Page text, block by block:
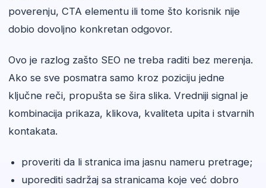
poverenju, CTA elementu ili tome što korisnik nije
dobio dovoljno konkretan odgovor.
Ovo je razlog zašto SEO ne treba raditi bez merenja.
Ako se sve posmatra samo kroz poziciju jedne
ključne reči, propušta se šira slika. Vredniji signal je
kombinacija prikaza, klikova, kvaliteta upita i stvarnih
kontakata.
proveriti da li stranica ima jasnu nameru pretrage;
uporediti sadržaj sa stranicama koje već dobro